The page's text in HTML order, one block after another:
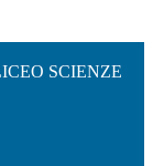
SCIENZE